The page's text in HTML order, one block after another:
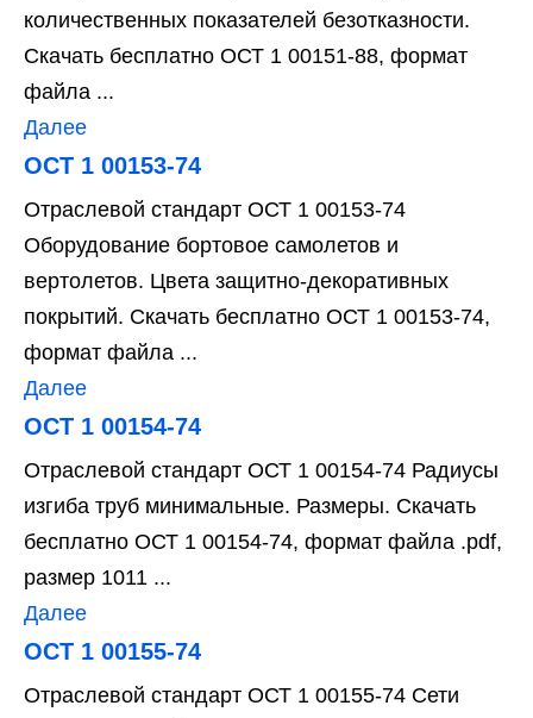
количественных показателей безотказности.
Скачать бесплатно ОСТ 1 00151-88, формат
файла ...
Далее
ОСТ 1 00153-74
Отраслевой стандарт ОСТ 1 00153-74
Оборудование бортовое самолетов и
вертолетов. Цвета защитно-декоративных
покрытий. Скачать бесплатно ОСТ 1 00153-74,
формат файла ...
Далее
ОСТ 1 00154-74
Отраслевой стандарт ОСТ 1 00154-74 Радиусы
изгиба труб минимальные. Размеры. Скачать
бесплатно ОСТ 1 00154-74, формат файла .pdf,
размер 1011 ...
Далее
ОСТ 1 00155-74
Отраслевой стандарт ОСТ 1 00155-74 Сети